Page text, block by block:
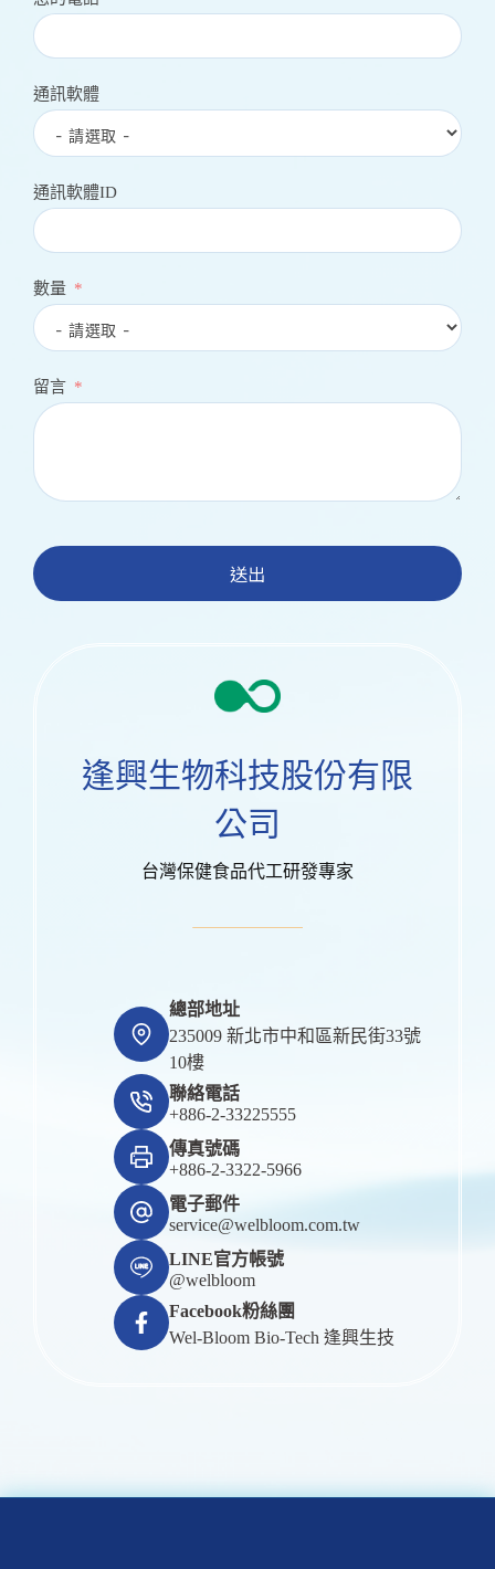
逢興生物科技股份有限
公司
台灣保健食品代工研發專家
總部地址
235009 新北市中和區新民街33號
10樓
聯絡電話
+886-2-33225555
傳真號碼
+886-2-3322-5966
電子郵件
service@welbloom.com.tw
LINE官方帳號
@welbloom
Facebook粉絲團
Wel-Bloom Bio-Tech 逢興生技
通訊軟體
通訊軟體ID
數量
留言
送出